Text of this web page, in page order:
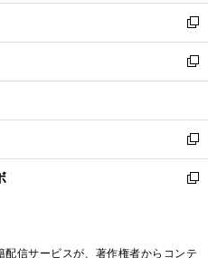
く
ウ
で
開
く
ン
ド
ウ
で
開
ウ
ィ
ン
ド
ウ
開
く
し
い
ウ
ィ
ン
ウ
で
開
く
新
し
い
ウ
ン
ド
ウ
で
新
し
ウ
ィ
ン
ド
新
し
い
新
信サービスが、著作権者からコンテ